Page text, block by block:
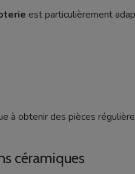
est particulièrement
à obtenir des pièces
céramiques